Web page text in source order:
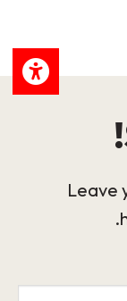
Leave